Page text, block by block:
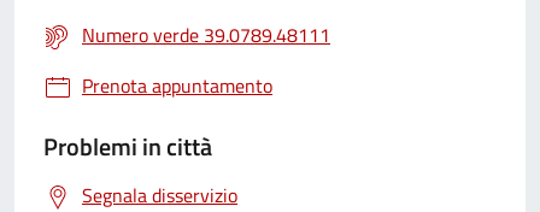
Numero verde 39.0789.48111
Prenota appuntamento
Problemi in città
Segnala disservizio